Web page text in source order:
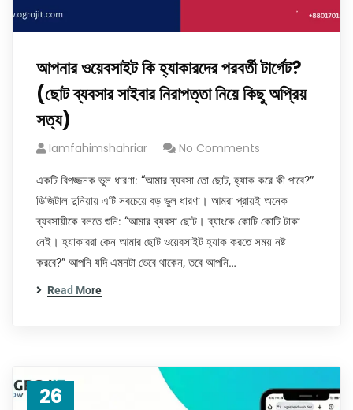
আপনার ওয়েবসাইট কি হ্যাকারদের পরবর্তী টার্গেট?
(ছোট ব্যবসার সাইবার নিরাপত্তা নিয়ে কিছু অপ্রিয়
সত্য)
Iamfahimshahriar No Comments
একটি বিপজ্জনক ভুল ধারণা: “আমার ব্যবসা তো ছোট, হ্যাক করে কী পাবে?”
ডিজিটাল দুনিয়ায় এটি সবচেয়ে বড় ভুল ধারণা। আমরা প্রায়ই অনেক
ব্যবসায়ীকে বলতে শুনি: “আমার ব্যবসা ছোট। ব্যাংকে কোটি কোটি টাকা
নেই। হ্যাকাররা কেন আমার ছোট ওয়েবসাইট হ্যাক করতে সময় নষ্ট
করবে?” আপনি যদি এমনটা ভেবে থাকেন, তবে আপনি…
Read More
26